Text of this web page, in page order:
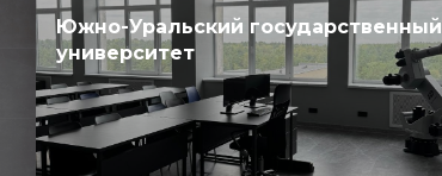
Южно-Уральский государственный
университет